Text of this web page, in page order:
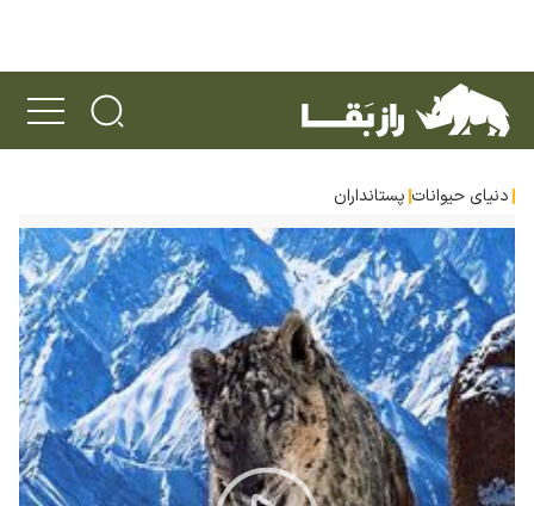
دنیای حیوانات پستانداران